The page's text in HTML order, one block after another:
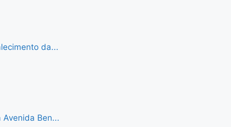
da...
Ben...